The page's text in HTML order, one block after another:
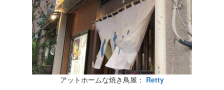
アットホームな焼き鳥屋： Retty